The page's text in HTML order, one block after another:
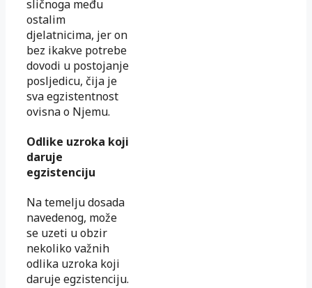
sličnoga među
ostalim
djelatnicima, jer on
bez ikakve potrebe
dovodi u postojanje
posljedicu, čija je
sva egzistentnost
ovisna o Njemu.
Odlike uzroka koji
daruje
egzistenciju
Na temelju dosada
navedenog, može
se uzeti u obzir
nekoliko važnih
odlika uzroka koji
daruje egzistenciju.